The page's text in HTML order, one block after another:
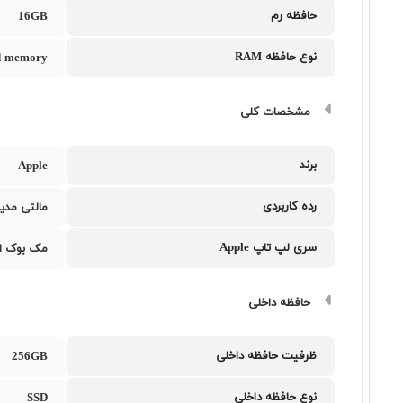
حافظه رم 16GB
نوع حافظه RAM memory
مشخصات کلی
برند Apple
رده کاربردی مالتی
سری لپ تاپ Apple مک بوک
حافظه داخلی
ظرفیت حافظه داخلی 256GB
نوع حافظه داخلی SSD